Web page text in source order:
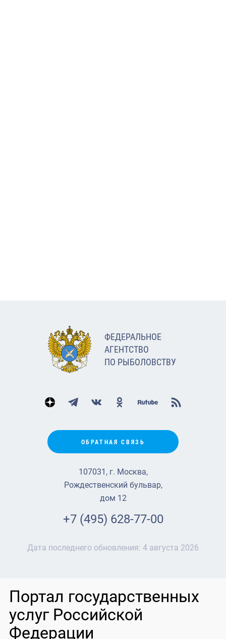
ФЕДЕРАЛЬНОЕ
АГЕНТСТВО
ПО РЫБОЛОВСТВУ
ОБРАТНАЯ СВЯЗЬ
107031, г. Москва,
Рождественский бульвар,
дом 12
+7 (495) 628-77-00
Дата последнего обновления: 4 августа 2026
Портал государственных
услуг Российской
Федерации